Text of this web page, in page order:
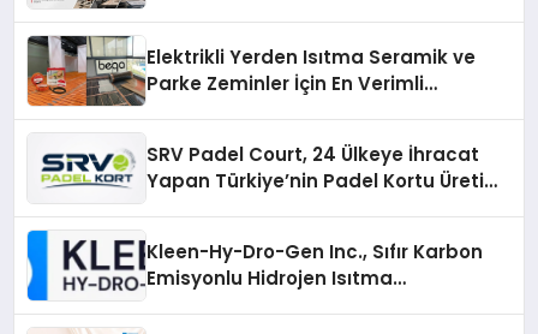
Elektrikli Yerden Isıtma Seramik ve
Parke Zeminler İçin En Verimli
SRV Padel Court, 24 Ülkeye İhracat
Yapan Türkiye’nin Padel Kortu Üretim
Kleen-Hy-Dro-Gen Inc., Sıfır Karbon
Emisyonlu Hidrojen Isıtma